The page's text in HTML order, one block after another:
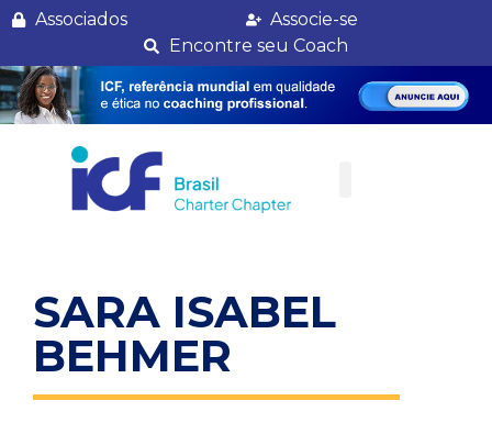
Associados
Associe-se
Encontre seu Coach
SARA ISABEL
BEHMER